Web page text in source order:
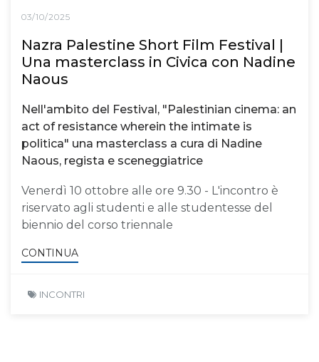
03/10/2025
Nazra Palestine Short Film Festival |
Una masterclass in Civica con Nadine
Naous
Nell'ambito del Festival, "Palestinian cinema: an
act of resistance wherein the intimate is
politica" una masterclass a cura di Nadine
Naous, regista e sceneggiatrice
Venerdì 10 ottobre alle ore 9.30 - L'incontro è
riservato agli studenti e alle studentesse del
biennio del corso triennale
CONTINUA
INCONTRI